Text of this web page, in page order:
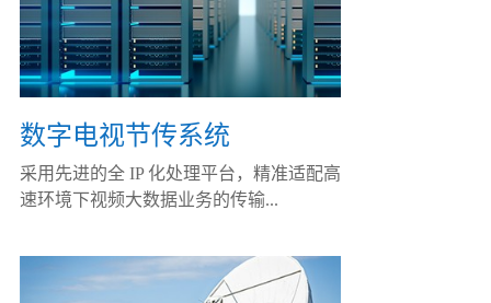
数字电视节传系统
采用先进的全 IP 化处理平台，精准适配高
速环境下视频大数据业务的传输...